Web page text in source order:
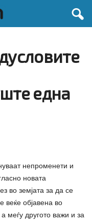
една
непроменети и
новата
во земјата за да се
веќе објавена во
меѓу другото важи и за